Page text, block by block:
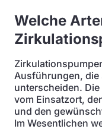
Welche
Ausführungen, die
unterscheiden.
vom Einsatzort,
und den
Im Wesentlichen